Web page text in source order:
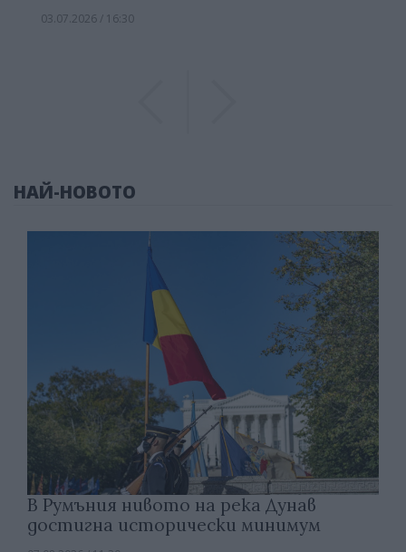
03.07.2026 / 16:30
НАЙ-НОВОТО
В Румъния нивото на река Дунав
достигна исторически минимум